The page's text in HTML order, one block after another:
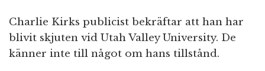
Charlie Kirks publicist bekräftar att han har
blivit skjuten vid Utah Valley University. De
känner inte till något om hans tillstånd.